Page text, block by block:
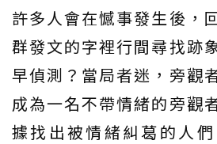
許多人會在憾事發生後，
群發文的字裡行間尋找跡
早偵測？當局者迷，旁觀
成為一名不帶情緒的旁觀
據找出被情緒糾葛的人